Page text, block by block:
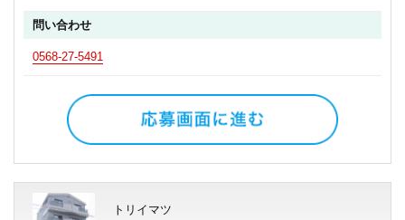
問い合わせ
0568-27-5491
トリイマツ